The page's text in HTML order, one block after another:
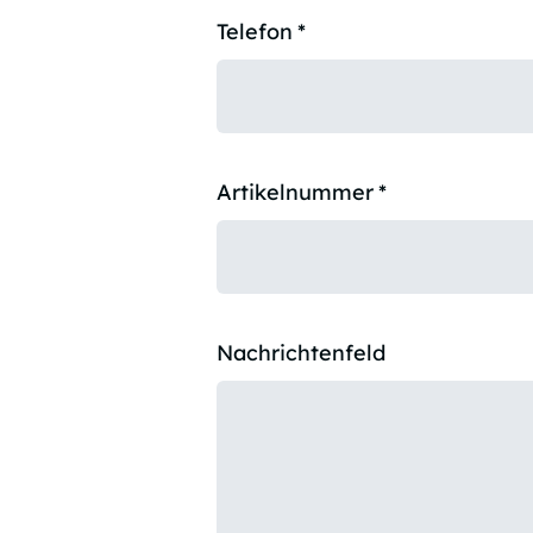
Telefon *
Artikelnummer*
Nachrichtenfeld